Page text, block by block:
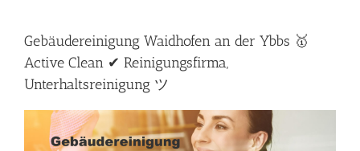
Gebäudereinigung Waidhofen an der Ybbs 🥇
Active Clean ✔ Reinigungsfirma,
Unterhaltsreinigung ツ